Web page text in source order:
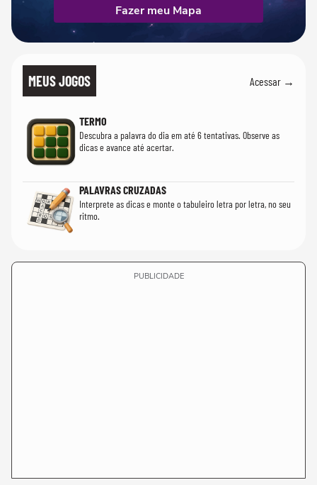
Fazer meu Mapa
MEUS JOGOS Acessar →
TERMO
Descubra a palavra do dia em até 6 tentativas. Observe as
dicas e avance até acertar.
PALAVRAS CRUZADAS
Interprete as dicas e monte o tabuleiro letra por letra, no seu
ritmo.
PUBLICIDADE